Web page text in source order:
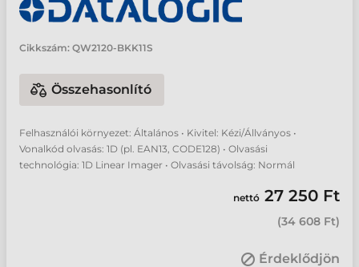
Cikkszám: QW2120-BKK11S
Összehasonlító
Felhasználói környezet: Általános • Kivitel: Kézi/Állványos •
Vonalkód olvasás: 1D (pl. EAN13, CODE128) • Olvasási
technológia: 1D Linear Imager • Olvasási távolság: Normál
nettó 27 250 Ft
(34 608 Ft)
Érdeklődjön